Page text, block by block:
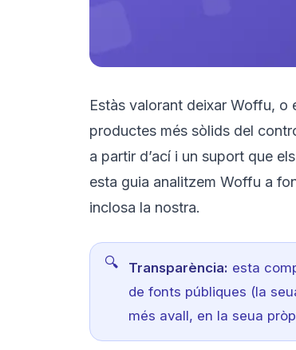
Estàs valorant deixar Woffu, o
productes més sòlids del
a partir d’ací i un suport que
esta guia analitzem Woffu a
inclosa la nostra.
Transparència: esta
de fonts públiques (la
més avall, en la seua